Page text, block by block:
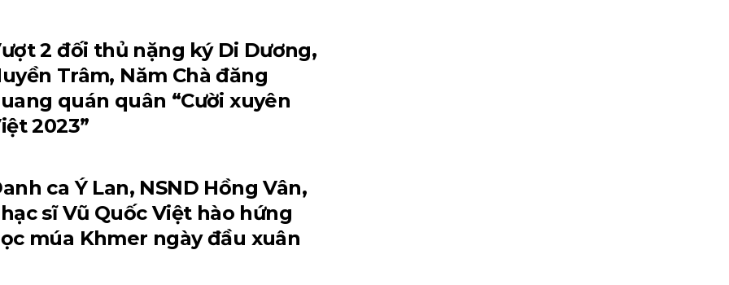
2 đối thủ nặng ký Di Dương,
Trâm, Năm Chà đăng
quán quân “Cười xuyên
2023”
ca Ý Lan, NSND Hồng Vân,
sĩ Vũ Quốc Việt hào hứng
múa Khmer ngày đầu xuân